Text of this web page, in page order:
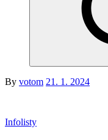
By votomPosted
21. 1. 2024
Infolisty